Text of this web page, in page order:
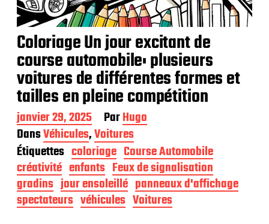
Coloriage Un jour excitant de
course automobile: plusieurs
voitures de différentes formes et
tailles en pleine compétition
D
a
t
e
d
e
p
u
b
janvier 29, 2025 ParHugo
DansVéhicules,Voitures
Étiquettes coloriage Course Automobile
créativité enfants Feux de signalisation
gradins jour ensoleillé panneaux d'affichage
spectateurs véhicules Voitures